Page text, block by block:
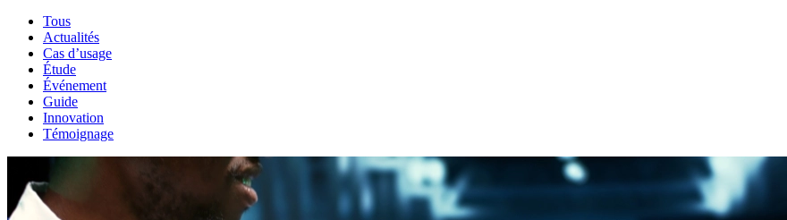
Tous
Actualités
Cas d’usage
Étude
Événement
Guide
Innovation
Témoignage